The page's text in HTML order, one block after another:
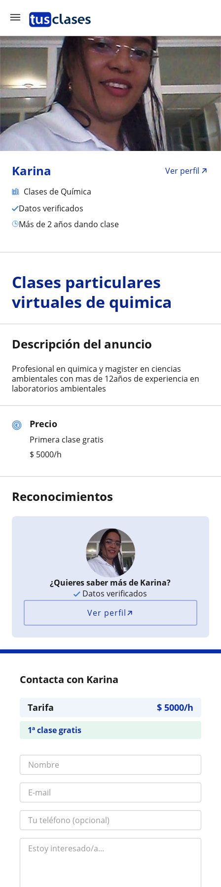
Karina
Ver perfil
Clases de Química
Datos verificados
más de 2 años dando clase
Precio
Primera clase gratis
$ 5000/h
Clases particulares
virtuales de quimica
Descripción del anuncio
Profesional en quimica y magister en ciencias
ambientales con mas de 12años de experiencia en
laboratorios ambientales
Reconocimientos
¿Quieres saber más de Karina?
Datos verificados
Ver perfil
Contacta con Karina
Tarifa $ 5000/h
1ª clase gratis